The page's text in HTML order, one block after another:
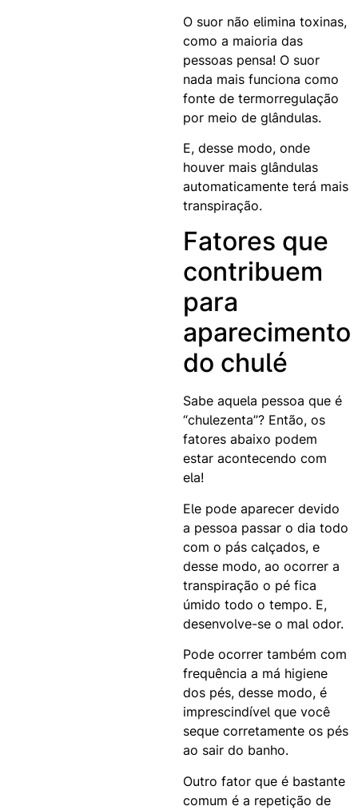
O suor não elimina toxinas,
como a maioria das
pessoas pensa! O suor
nada mais funciona como
fonte de termorregulação
por meio de glândulas.
E, desse modo, onde
houver mais glândulas
automaticamente terá mais
transpiração.
Fatores que
contribuem
para
aparecimento
do chulé
Sabe aquela pessoa que é
“chulezenta”? Então, os
fatores abaixo podem
estar acontecendo com
ela!
Ele pode aparecer devido
a pessoa passar o dia todo
com o pás calçados, e
desse modo, ao ocorrer a
transpiração o pé fica
úmido todo o tempo. E,
desenvolve-se o mal odor.
Pode ocorrer também com
frequência a má higiene
dos pés, desse modo, é
imprescindível que você
seque corretamente os pés
ao sair do banho.
Outro fator que é bastante
comum é a repetição de